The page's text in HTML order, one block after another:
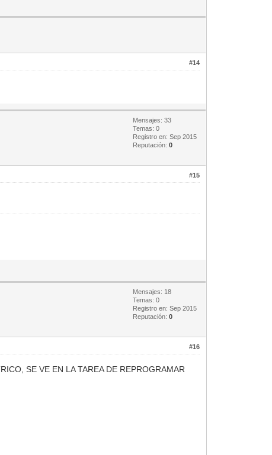
#14
Mensajes: 33
Temas: 0
Registro en: Sep 2015
Reputación:0
#15
Mensajes: 18
Temas: 0
Registro en: Sep 2015
Reputación:0
#16
SE VE EN LA TAREA DE REPROGRAMAR